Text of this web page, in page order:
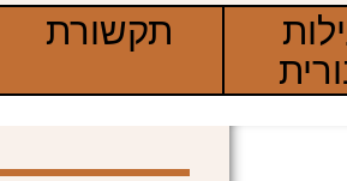
תקשורת